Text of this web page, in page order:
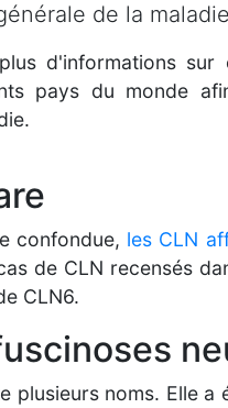
de la
d'informations sur
pays du monde
confondue, les CLN
de CLN recensés
CLN6.
plusieurs noms. Elle